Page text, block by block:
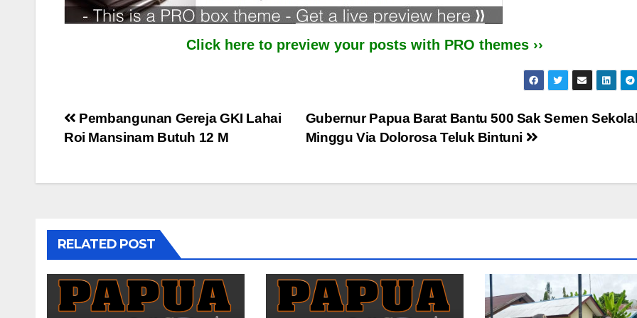
Click here to preview your posts with PRO themes ››
Post
Gubernur Papua Barat Bantu 500 Sak Semen
Minggu Via Dolorosa Teluk Bintuni
Pembangunan Gereja GKI Lahai
Roi Mansinam Butuh 12 M
RELATED POST